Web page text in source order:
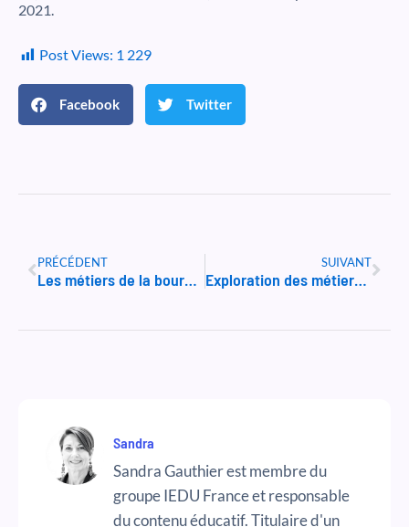
2021.
Post Views: 1 229
Facebook Twitter
Précédent
PRÉCÉDENT
Les métiers de la bourse et de la finance
SUIVANT
Exploration des métiers de la logistique et du transport
Sandra
Sandra Gauthier est membre du
groupe IEDU France et responsable
du contenu éducatif. Titulaire d'un